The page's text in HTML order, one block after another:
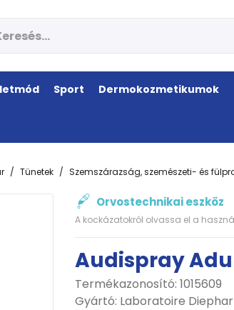
Sport Dermokozmetikumok
Tünetek Szemszárazság, szemészeti- és
Orvostechnikai eszköz
A kockázatokról olvassa el a
Audispray
Termékazonosító: 1015609
Gyártó: Laboratoire